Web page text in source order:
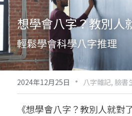
實體經營
祖傳命理
手工印鑑
課程介紹
五行八字學
後天派陽宅
Blog
黃金會員專區
八字雜記
試閱專區
Podcast聽書
線上學苑
想學會八字？教別人
輕鬆學會科學八字推理
2024年12月25日 · 八字雜記, 臉書
《想學會八字？教別人就對
科學八字推理PDF
《十神高階實戰錄》完整典
1美元超值PDF